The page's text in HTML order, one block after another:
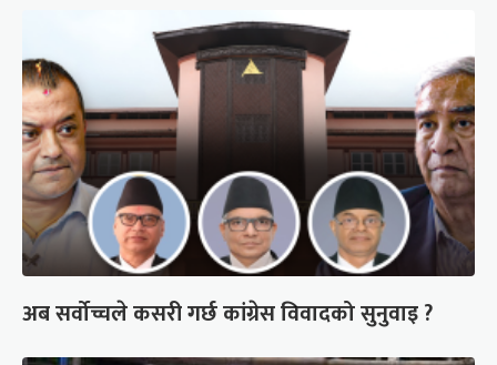
अब सर्वोच्चले कसरी गर्छ कांग्रेस विवादको सुनुवाइ ?